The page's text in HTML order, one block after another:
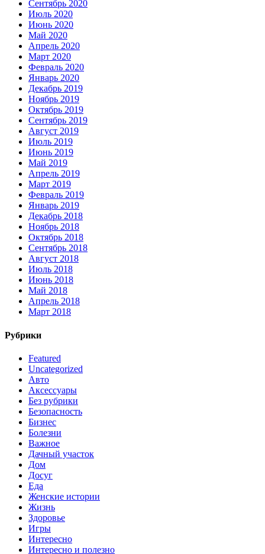
Сентябрь 2020
Июль 2020
Июнь 2020
Май 2020
Апрель 2020
Март 2020
Февраль 2020
Январь 2020
Декабрь 2019
Ноябрь 2019
Октябрь 2019
Сентябрь 2019
Август 2019
Июль 2019
Июнь 2019
Май 2019
Апрель 2019
Март 2019
Февраль 2019
Январь 2019
Декабрь 2018
Ноябрь 2018
Октябрь 2018
Сентябрь 2018
Август 2018
Июль 2018
Июнь 2018
Май 2018
Апрель 2018
Март 2018
Рубрики
Featured
Uncategorized
Авто
Аксессуары
Без рубрики
Безопасность
Бизнес
Болезни
Важное
Дачный участок
Дом
Досуг
Еда
Женские истории
Жизнь
Здоровье
Игры
Интересно
Интересно и полезно